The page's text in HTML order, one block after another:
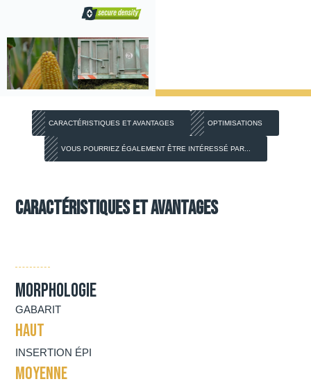
CARACTÉRISTIQUES ET AVANTAGES OPTIMISATIONS
VOUS POURRIEZ ÉGALEMENT ÊTRE INTÉRESSÉ PAR...
Caractéristiques et avantages
Morphologie
GABARIT
HAUT
INSERTION ÉPI
MOYENNE